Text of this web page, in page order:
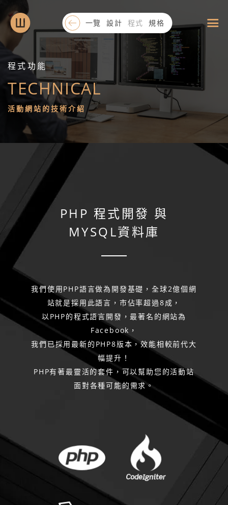
一覽 設計 程式 規格
程式功能
TECHNICAL
活
動
設
計
程
式
能
活動網站的技術介紹
PHP 程式開發 與
MYSQL資料庫
我們使用PHP語言做為開發基礎，全球2億個網
站就是採用此語言，市佔率超過8成，
以PHP的程式語言開發，最著名的網站為
Facebook，
我們已採用最新的PHP8版本，效能相較前代大
幅提升！
PHP有著最靈活的套件，可以幫助您的活動站
面對各種可能的需求。